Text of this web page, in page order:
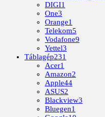
DIGI1
One3
Orange1
Telekom5
Vodafone9
Yettel3
Táblagép231
Acer1
Amazon2
Apple44
ASUS2
Blackview3
Bluegen1